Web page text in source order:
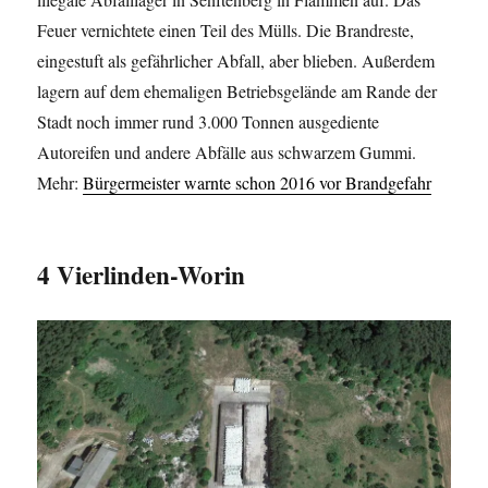
Feuer vernichtete einen Teil des Mülls. Die Brandreste,
eingestuft als gefährlicher Abfall, aber blieben. Außerdem
lagern auf dem ehemaligen Betriebsgelände am Rande der
Stadt noch immer rund 3.000 Tonnen ausgediente
Autoreifen und andere Abfälle aus schwarzem Gummi.
Mehr:Bürgermeister warnte schon 2016 vor Brandgefahr
4 Vierlinden-Worin